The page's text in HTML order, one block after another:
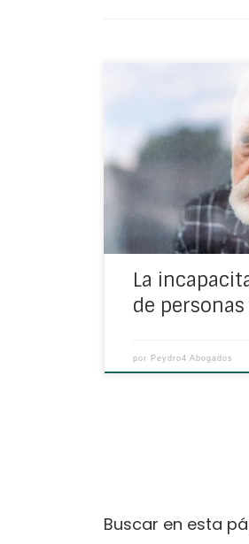
Incapacitación
en QUÉ consiste,
qué supuestos se
La
de
por Peydro4 Abogados
Buscar en esta